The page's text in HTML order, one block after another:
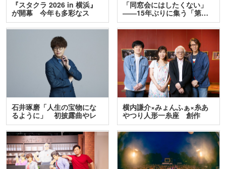
『スタクラ 2026 in 横浜』
が開幕 今年も多彩なス
テ…
「同窓会にはしたくない」
――15年ぶりに集う「第…
石井琢磨「人生の宝物にな
るように」 初披露曲やレ
ア…
横内謙介×みょんふぁ×糸あ
やつり人形一糸座 創作
人…